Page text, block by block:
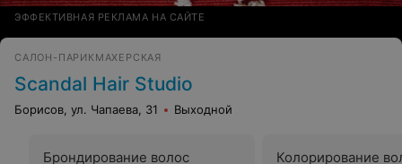
ЭФФЕКТИВНАЯ РЕКЛАМА НА САЙТЕ
САЛОН-ПАРИКМАХЕРСКАЯ
Scandal Hair Studio
Борисов, ул. Чапаева, 31 Выходной
Брондирование волос Колорирование